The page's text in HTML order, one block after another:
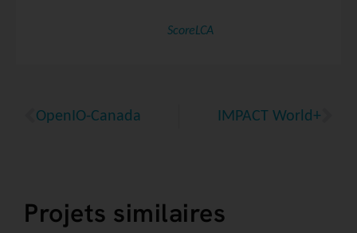
ScoreLCA
OpenIO-Canada IMPACT World+
Projets similaires